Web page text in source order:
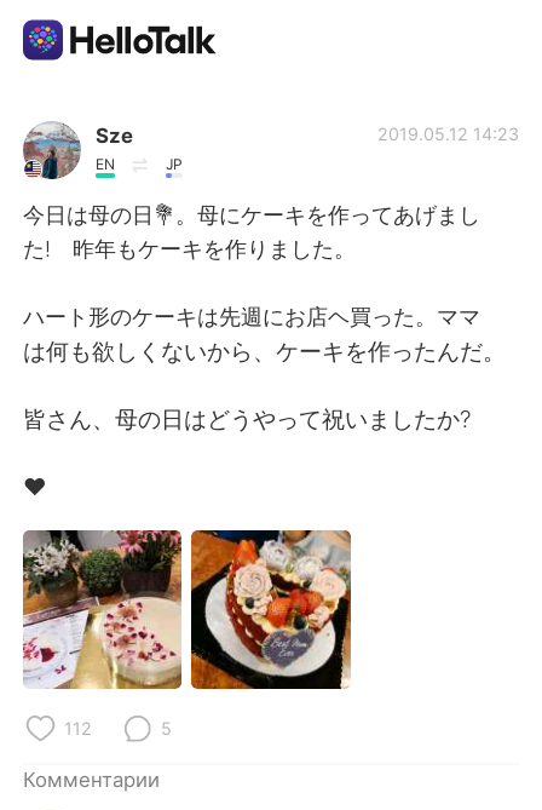
Приложение для Языкового Обмена
AI Grammar Checker
Русский
English 简体中文
繁體中文 Español
Deutsch 日本語
한국어 ไทย
Indonesia Italiano
Türkçe
Português
Sze
EN JP
2019.05.12 14:23
今日は母の日💐。母にケーキを作ってあげまし
た! 昨年もケーキを作りました。
ハート形のケーキは先週にお店ヘ買った。ママ
は何も欲しくないから、ケーキを作ったんだ。
皆さん、母の日はどうやって祝いましたか?
♥️
112 5
Комментарии